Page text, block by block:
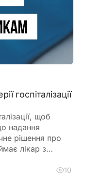
госпіталізації
щоб
надання
рішення про
лікар з
10